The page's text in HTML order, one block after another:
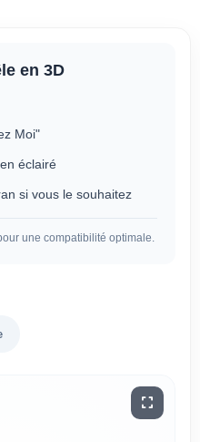
en 3D
Moi"
éclairé
si vous le souhaitez
une compatibilité optimale.